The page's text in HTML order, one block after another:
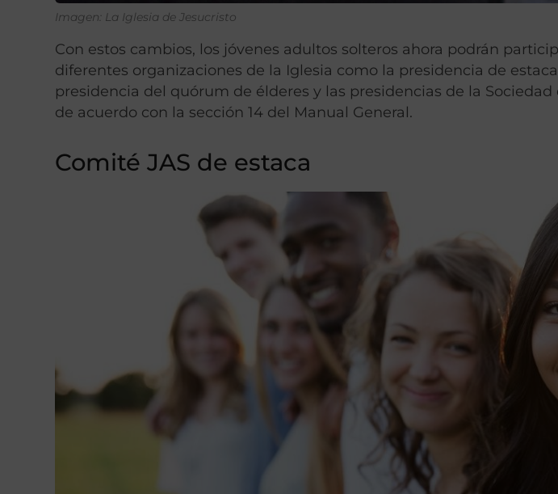
Imagen: La Iglesia de Jesucristo
Con estos cambios, los jóvenes adultos solteros ahora podrán
diferentes organizaciones de la Iglesia como la presidencia de
presidencia del quórum de élderes y las presidencias de la Sociedad
de acuerdo con la sección 14 del Manual General.
Comité JAS de estaca